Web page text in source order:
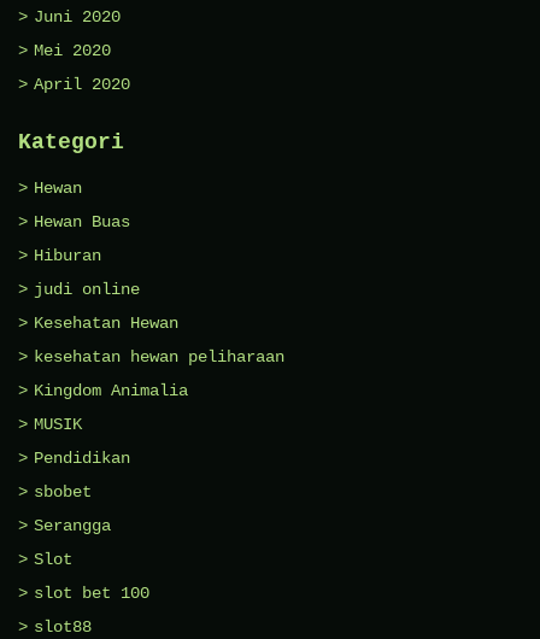
Juni 2020
Mei 2020
April 2020
Kategori
Hewan
Hewan Buas
Hiburan
judi online
Kesehatan Hewan
kesehatan hewan peliharaan
Kingdom Animalia
MUSIK
Pendidikan
sbobet
Serangga
Slot
slot bet 100
slot88